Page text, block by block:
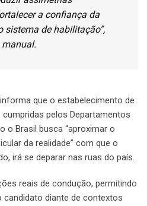
a confiança da
sistema de habilitação”,
que o estabelecimento de
pelos Departamentos
o Brasil busca “aproximar o
da realidade” com que o
irá se deparar nas ruas do país.
reais de condução, permitindo
diante de contextos